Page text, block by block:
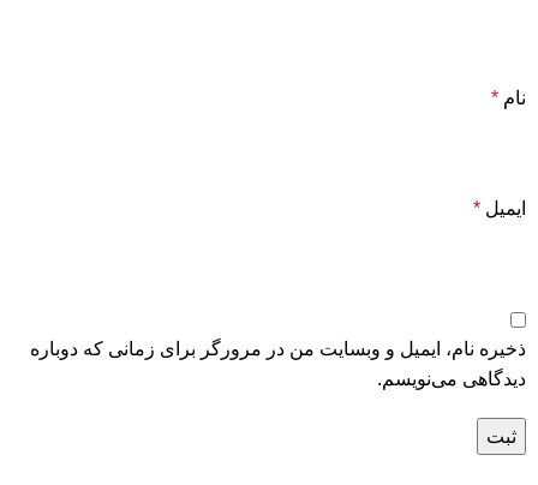
نام *
ایمیل *
ذخیره نام، ایمیل و وبسایت من در مرورگر برای زمانی که دوباره
دیدگاهی می‌نویسم.